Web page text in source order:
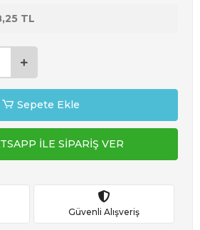
TL
Sepete Ekle
İLE SİPARİŞ VER
Güvenli Alışveriş